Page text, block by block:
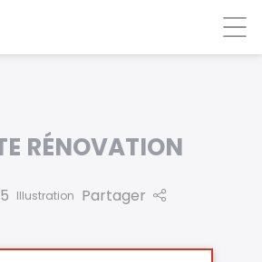
RÉNOVATION
Illustration Partager